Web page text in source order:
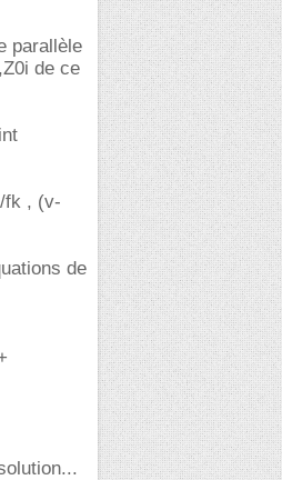
parallèle
de ce
fk , (v-
de